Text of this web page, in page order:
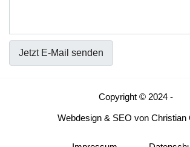
Jetzt E-Mail senden
Copyright © 2024 -
Webdesign & SEO von Christian